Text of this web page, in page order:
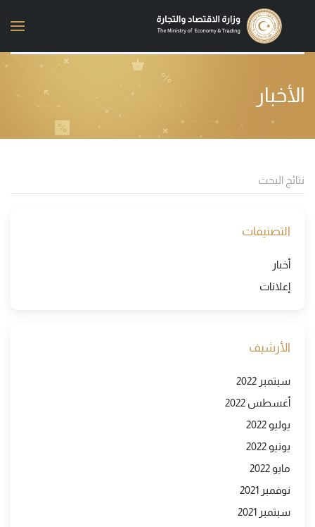
Skip to main content
الأخبار
التصنيفات
أخبار
إعلانات
الأرشيف
سبتمبر 2022
أغسطس 2022
يوليو 2022
يونيو 2022
مايو 2022
نوفمبر 2021
سبتمبر 2021